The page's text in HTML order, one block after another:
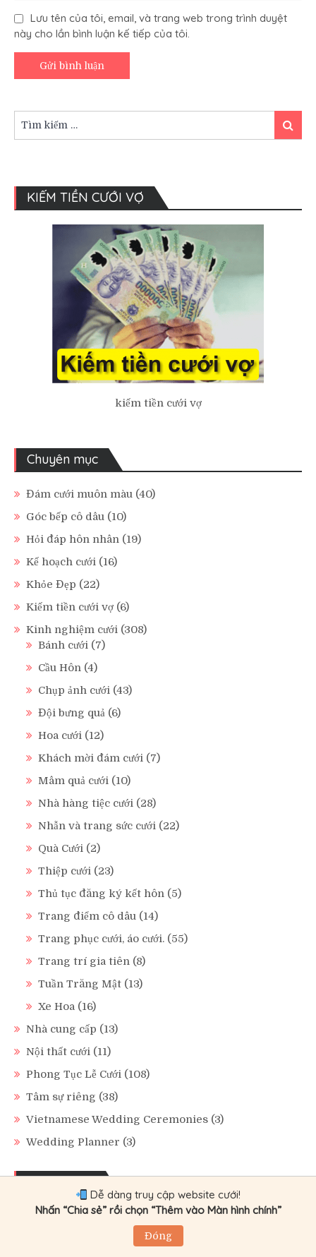
Lưu tên của tôi, email, và trang web trong trình duyệt
này cho lần bình luận kế tiếp của tôi.
kiếm:
Tìm
kiếm
KIẾM TIỀN CƯỚI VỢ
kiếm tiền cưới vợ
Chuyên mục
Đám cưới muôn màu (40)
Góc bếp cô dâu (10)
Hỏi đáp hôn nhân (19)
Kế hoạch cưới (16)
Khỏe Đẹp (22)
Kiếm tiền cưới vợ (6)
Kinh nghiệm cưới (308)
Bánh cưới (7)
Cầu Hôn (4)
Chụp ảnh cưới (43)
Đội bưng quả (6)
Hoa cưới (12)
Khách mời đám cưới (7)
Mâm quả cưới (10)
Nhà hàng tiệc cưới (28)
Nhẫn và trang sức cưới (22)
Quà Cưới (2)
Thiệp cưới (23)
Thủ tục đăng ký kết hôn (5)
Trang điểm cô dâu (14)
Trang phục cưới, áo cưới. (55)
Trang trí gia tiên (8)
Tuần Trăng Mật (13)
Xe Hoa (16)
Nhà cung cấp (13)
Nội thất cưới (11)
Phong Tục Lễ Cưới (108)
Tâm sự riêng (38)
Vietnamese Wedding Ceremonies (3)
Wedding Planner (3)
Bài viết mới
Wedding Coordinator và Wedding Planner Khác
Dễ dàng truy cập website cưới!
Nhấn “Chia sẻ” rồi chọn “Thêm vào Màn hình chính”
Đóng